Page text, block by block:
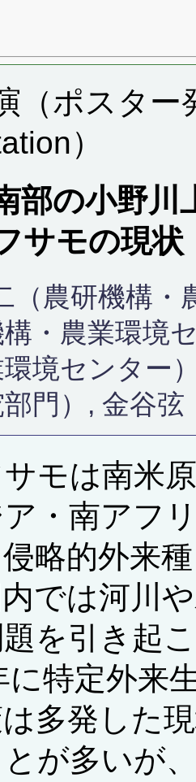
（ポスタ
）
部の小野川
サモの現状
（農研機構・
構・農業環境
境センター
門）, 金谷
モは南米
・南アフ
略的外来
内では河川
題を引き起
に特定外来
多発した
が多いが